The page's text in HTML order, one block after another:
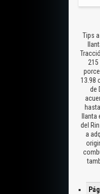
Tips
13.98
de
del
a